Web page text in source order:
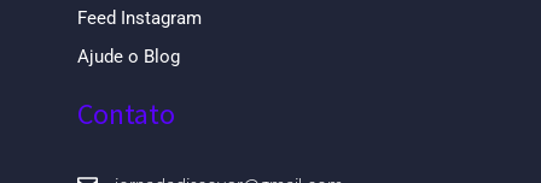
Feed Instagram
Ajude o Blog
Contato